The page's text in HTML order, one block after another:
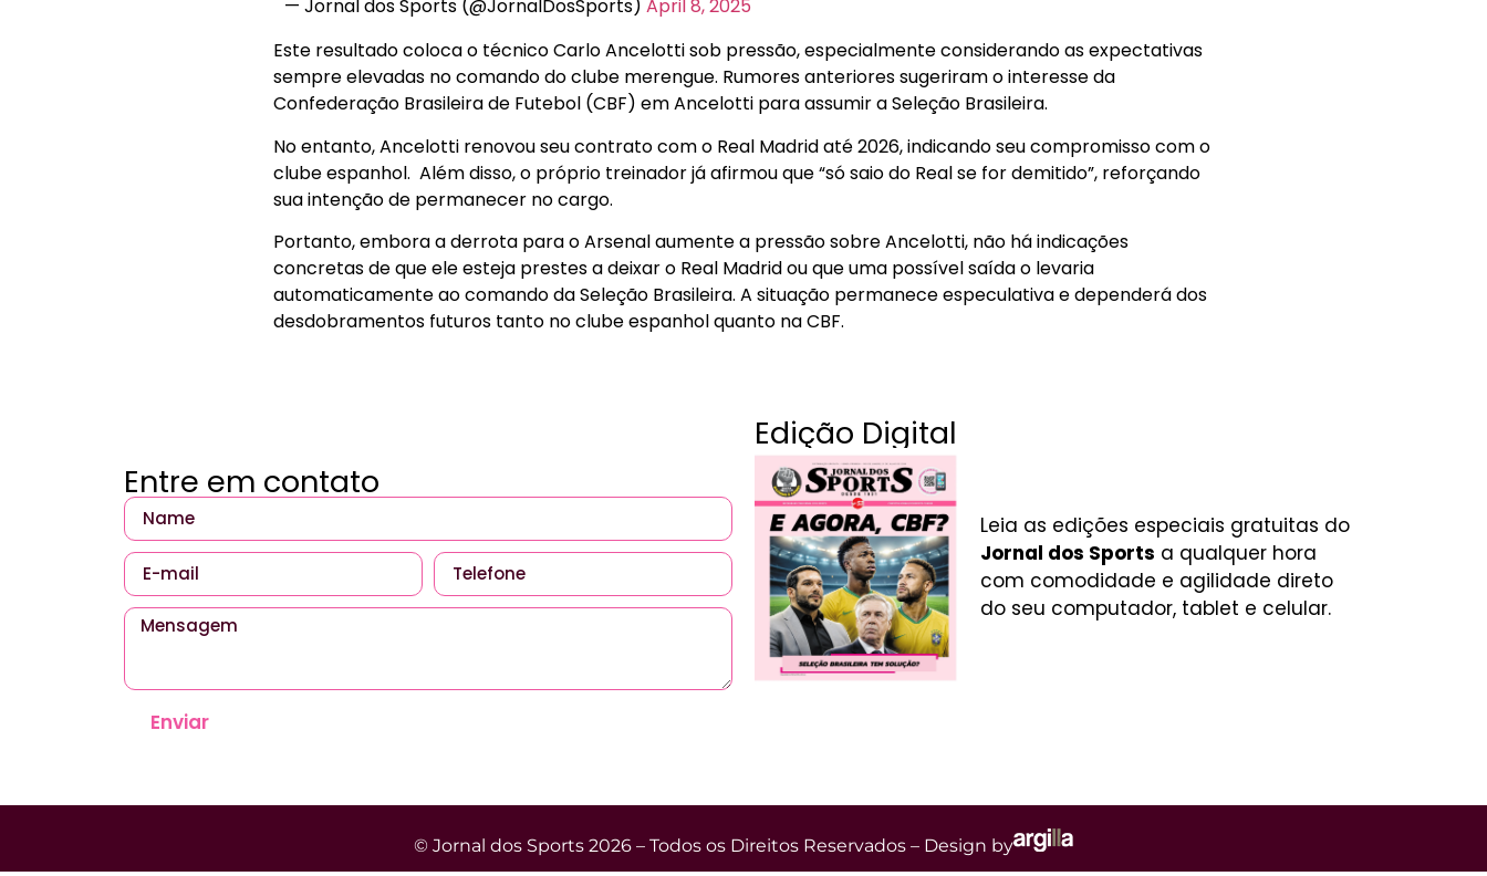
— Jornal dos Sports (@JornalDosSports) April 8, 2025
Este resultado coloca o técnico Carlo Ancelotti sob pressão, especialmente considerando as expectativas
sempre elevadas no comando do clube merengue. Rumores anteriores sugeriram o interesse da
Confederação Brasileira de Futebol (CBF) em Ancelotti para assumir a Seleção Brasileira.
No entanto, Ancelotti renovou seu contrato com o Real Madrid até 2026, indicando seu compromisso com o
clube espanhol. Além disso, o próprio treinador já afirmou que “só saio do Real se for demitido”, reforçando
sua intenção de permanecer no cargo.
Portanto, embora a derrota para o Arsenal aumente a pressão sobre Ancelotti, não há indicações
concretas de que ele esteja prestes a deixar o Real Madrid ou que uma possível saída o levaria
automaticamente ao comando da Seleção Brasileira. A situação permanece especulativa e dependerá dos
desdobramentos futuros tanto no clube espanhol quanto na CBF.
Entre em contato
Enviar
Edição Digital
Leia as edições especiais gratuitas do
Jornal dos Sports a qualquer hora
com comodidade e agilidade direto
do seu computador, tablet e celular.
© Jornal dos Sports 2026 – Todos os Direitos Reservados – Design by